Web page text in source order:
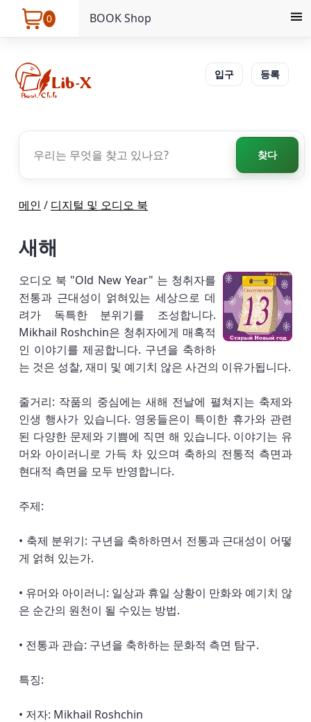
0 BOOK Shop
입구 등록
찾다
메인 / 디지털 및 오디오 북
새해
오디오 북 "Old New Year" 는 청취자를
전통과 근대성이 얽혀있는 세상으로 데
려가 독특한 분위기를 조성합니다.
Mikhail Roshchin은 청취자에게 매혹적
인 이야기를 제공합니다. 구년을 축하하
는 것은 성찰, 재미 및 예기치 않은 사건의 이유가됩니다.
줄거리: 작품의 중심에는 새해 전날에 펼쳐지는 축제와
인생 행사가 있습니다. 영웅들은이 특이한 휴가와 관련
된 다양한 문제와 기쁨에 직면 해 있습니다. 이야기는 유
머와 아이러니로 가득 차 있으며 축하의 전통적 측면과
현대적 측면을 모두 반영합니다.
주제:
• 축제 분위기: 구년을 축하하면서 전통과 근대성이 어떻
게 얽혀 있는가.
• 유머와 아이러니: 일상과 휴일 상황이 만화와 예기치 않
은 순간의 원천이 될 수있는 방법.
• 전통과 관습: 구년을 축하하는 문화적 측면 탐구.
특징:
• 저자: Mikhail Roshchin